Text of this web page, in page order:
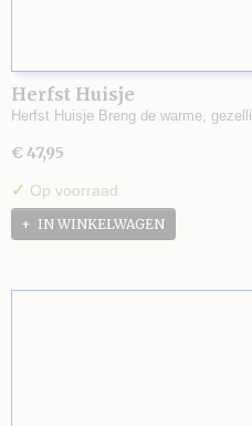
Herfst Huisje
Herfst Huisje Breng de warme,
€ 47,95
✓ Op voorraad
IN WINKELWAGEN